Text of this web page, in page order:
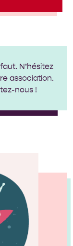
N’hésitez
association.
nous !